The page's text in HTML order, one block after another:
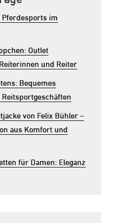
Pferdesports im
Outlet
und Reiter
Bequemes
von Felix Bühler –
aus Komfort und
für Damen: Eleganz